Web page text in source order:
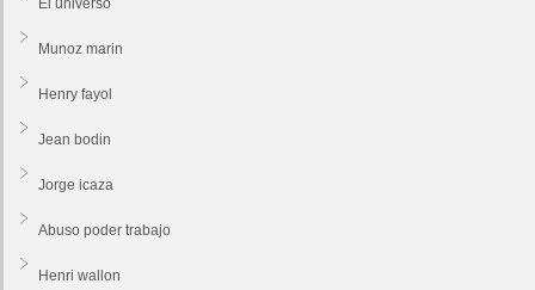
El universo
Munoz marin
Henry fayol
Jean bodin
Jorge icaza
Abuso poder trabajo
Henri wallon